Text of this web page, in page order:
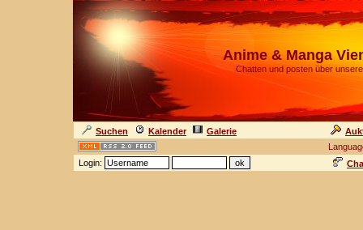
Anime & Manga
Chatten und posten über
Suchen Kalender Galerie
Login: